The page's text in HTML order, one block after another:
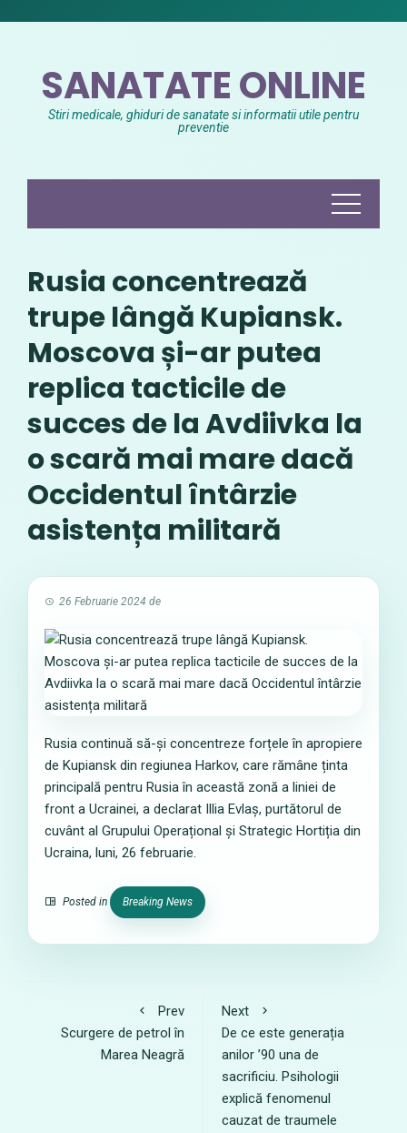
SANATATE ONLINE
Stiri medicale, ghiduri de sanatate si informatii utile pentru
preventie
Rusia concentrează
trupe lângă Kupiansk.
Moscova și-ar putea
replica tacticile de
succes de la Avdiivka la
o scară mai mare dacă
Occidentul întârzie
asistența militară
26 Februarie 2024 de
Rusia continuă să-și concentreze forțele în apropiere
de Kupiansk din regiunea Harkov, care rămâne ținta
principală pentru Rusia în această zonă a liniei de
front a Ucrainei, a declarat Illia Evlaș, purtătorul de
cuvânt al Grupului Operațional și Strategic Hortiția din
Ucraina, luni, 26 februarie.
Posted in Breaking News
Prev
Scurgere de petrol în
Marea Neagră
Next
De ce este generația
anilor ’90 una de
sacrificiu. Psihologii
explică fenomenul
cauzat de traumele